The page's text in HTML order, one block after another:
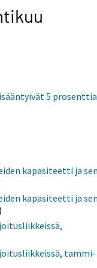
5 prosenttia
kapasiteetti ja sen
kapasiteetti ja sen
tammi-